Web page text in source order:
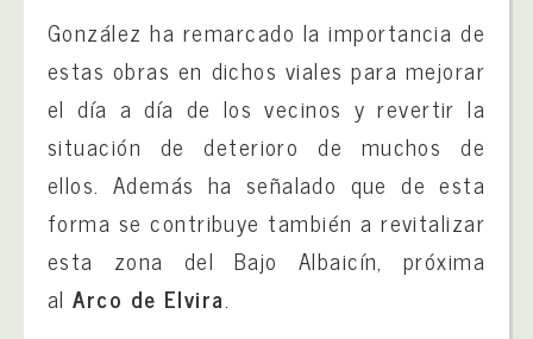
González ha remarcado la importancia de
estas obras en dichos viales para mejorar
el día a día de los vecinos y revertir la
situación de deterioro de muchos de
ellos. Además ha señalado que de esta
forma se contribuye también a revitalizar
esta zona del Bajo Albaicín, próxima
alArco de Elvira.